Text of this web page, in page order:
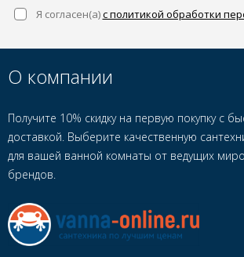
Я согласен(a)с политикой обработки
О компании
Получите 10% скидку на первую покупку с
доставкой. Выберите качественную
для вашей ванной комнаты от ведущих
брендов.